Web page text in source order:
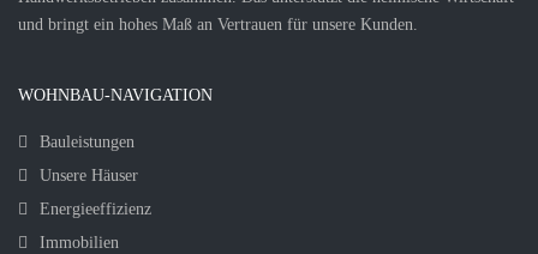
und bringt ein hohes Maß an Vertrauen für unsere Kunden.
WOHNBAU-NAVIGATION
Bauleistungen
Unsere Häuser
Energieeffizienz
Immobilien